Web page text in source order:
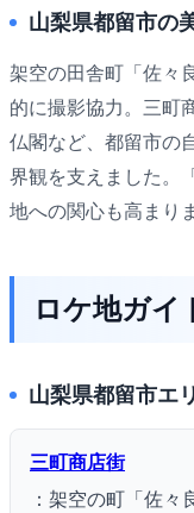
山梨県都留市の
架空の田舎町「佐々
的に撮影協力。三町
仏閣など、都留市の
界観を支えました。
地への関心も高まり
ロケ地ガイ
山梨県都留市エ
三町商店街
：架空の町「佐々